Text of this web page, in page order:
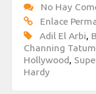
No Hay
Enlace
Adil El Arbi,
Channing Tatum
Hollywood,
Hardy